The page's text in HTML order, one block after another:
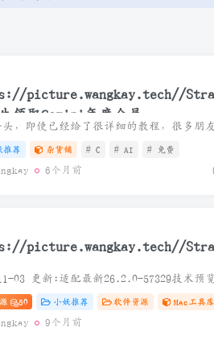
系我们
领取Gemini年度会员
推荐 杂货铺 # C # AI # 免费
6个月前
解版
50 小妖推荐 软件资源 Mac工具库
9个月前